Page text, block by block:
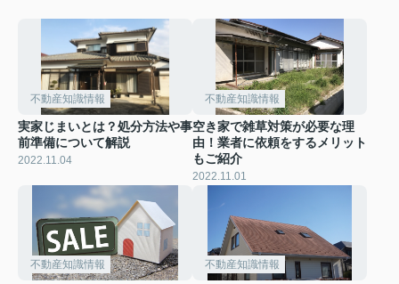
不動産知識情報
実家じまいとは？処分方法や事
前準備について解説
2022.11.04
不動産知識情報
空き家で雑草対策が必要な理
由！業者に依頼をするメリット
もご紹介
2022.11.01
不動産知識情報 不動産知識情報